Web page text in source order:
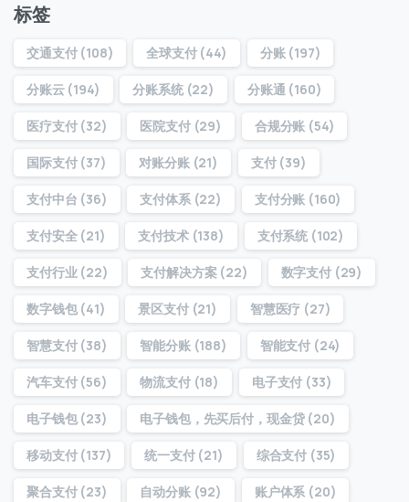
标签
交通支付(108) 全球支付(44) 分账(197)
分账云(194) 分账系统(22) 分账通(160)
医疗支付(32) 医院支付(29) 合规分账 (54)
国际支付(37) 对账分账(21) 支付(39)
支付中台 (36) 支付体系(22) 支付分账 (160)
支付安全(21) 支付技术(138) 支付系统 (102)
支付行业(22) 支付解决方案(22) 数字支付(29)
数字钱包(41) 景区支付(21) 智慧医疗 (27)
智慧支付(38) 智能分账(188) 智能支付 (24)
汽车支付(56) 物流支付(18) 电子支付 (33)
电子钱包(23) 电子钱包，先买后付，现金贷(20)
移动支付(137) 统一支付(21) 综合支付 (35)
聚合支付(23) 自动分账(92) 账户体系 (20)